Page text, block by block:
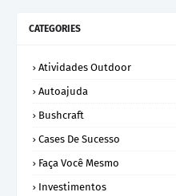
CATEGORIES
Atividades Outdoor
Autoajuda
Bushcraft
Cases De Sucesso
Faça Você Mesmo
Investimentos